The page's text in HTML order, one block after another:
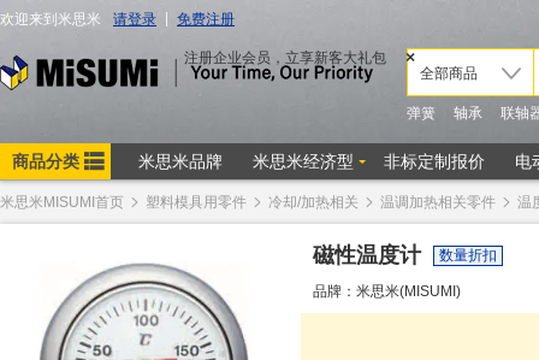
米思米MISUMI首页 塑料模具用零件 冷却/加热相关 温调加热相关零件 温
磁性温度计 数量折扣
品牌：米思米(MISUMI)